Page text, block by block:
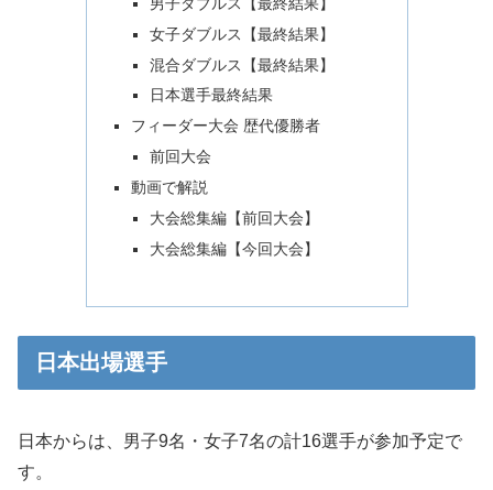
女子ダブルス【最終結果】
混合ダブルス【最終結果】
日本選手最終結果
フィーダー大会 歴代優勝者
前回大会
動画で解説
大会総集編【前回大会】
大会総集編【今回大会】
日本出場選手
日本からは、男子9名・女子7名の計16選手が参加予定で
す。